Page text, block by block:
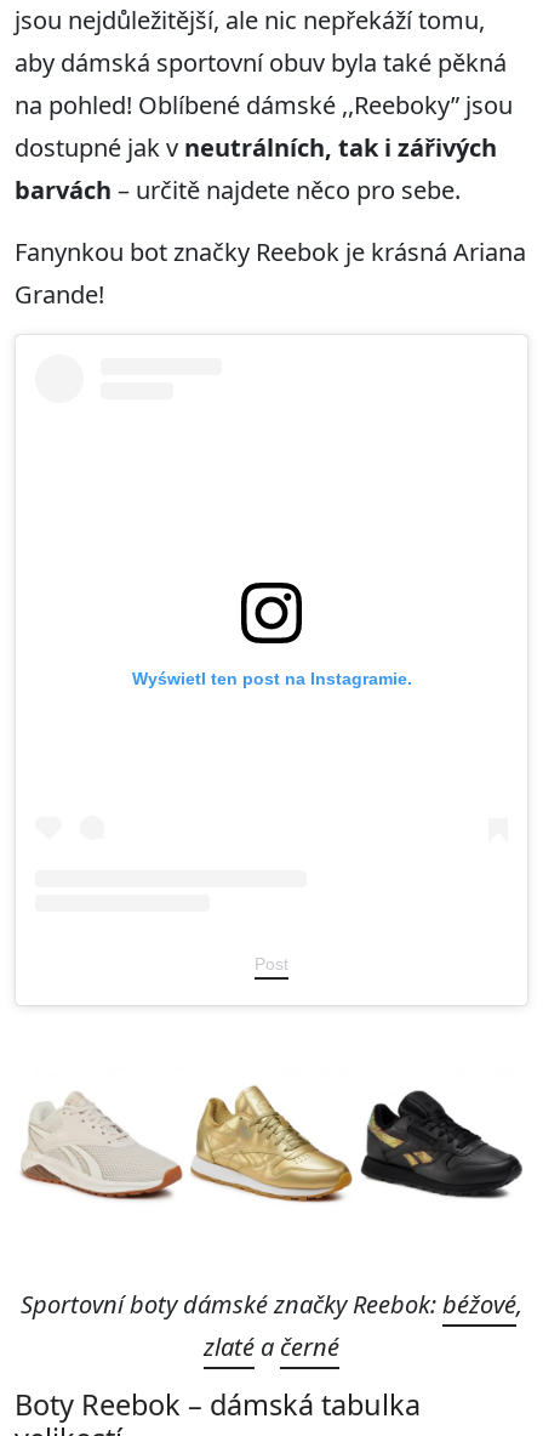
jsou nejdůležitější, ale nic nepřekáží tomu,
aby dámská sportovní obuv byla také pěkná
na pohled! Oblíbené dámské ,,Reeboky” jsou
dostupné jak v neutrálních, tak i zářivých
barvách – určitě najdete něco pro sebe.
Fanynkou bot značky Reebok je krásná Ariana
Grande!
Wyświetl ten post na Instagramie.
Post
Sportovní boty dámské značky Reebok:béžové,
zlaté a černé
Boty Reebok – dámská tabulka